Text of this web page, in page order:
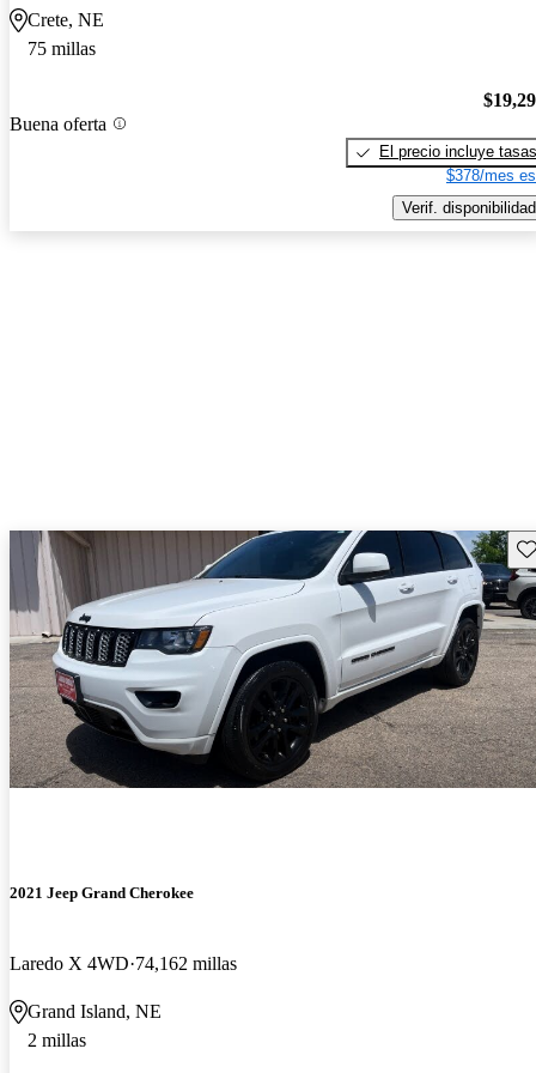
Crete, NE
75 millas
Buena oferta
El precio incluye tasas
$378/mes
Verif. disponibilidad
2021 Jeep Grand Cherokee
Laredo X 4WD 74,162 millas
Grand Island, NE
2 millas